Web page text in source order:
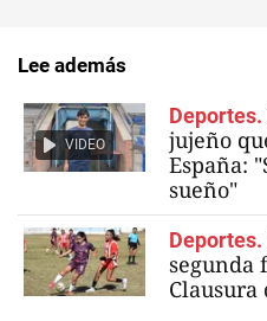
Lee además
VIDEO
Deportes.
jujeño
España:
sueño"
Deportes.
segunda
Clausura